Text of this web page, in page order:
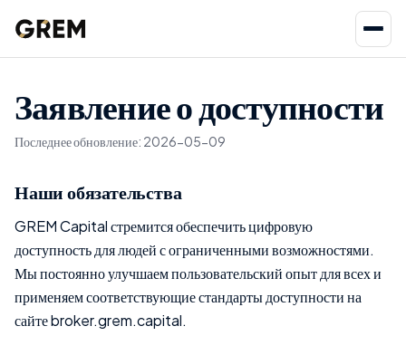
Заявление о доступности
Последнее обновление: 2026-05-09
Наши обязательства
GREM Capital стремится обеспечить цифровую
доступность для людей с ограниченными возможностями.
Мы постоянно улучшаем пользовательский опыт для всех и
применяем соответствующие стандарты доступности на
сайте broker.grem.capital.